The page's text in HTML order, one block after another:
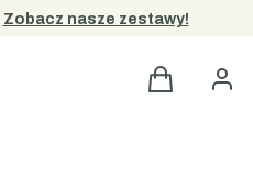
Zobacz nasze zestawy!